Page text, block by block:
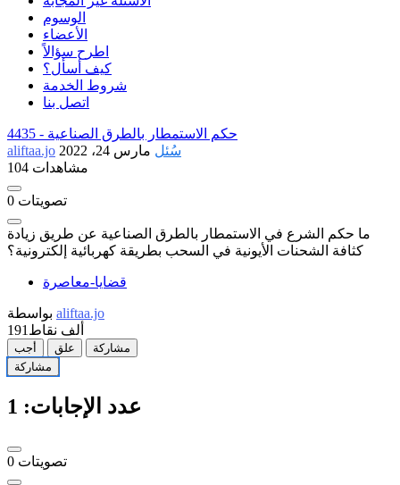
الوسوم
الأعضاء
اطرح سؤالاً
كيف أسأل؟
شروط الخدمة
اتصل بنا
4435 - حكم الاستمطار بالطرق الصناعية
aliftaa.jo
سُئل مارس 24، 2022
104 مشاهدات
0 تصويتات
ما حكم الشرع في الاستمطار بالطرق الصناعية عن طريق زيادة
كثافة الشحنات الأيونية في السحب بطريقة كهربائية إلكترونية؟
قضايا-معاصرة
aliftaa.jo
191ألف نقاط
أجب علق
مشاركة
مشاركة
عدد الإجابات: 1
0 تصويتات